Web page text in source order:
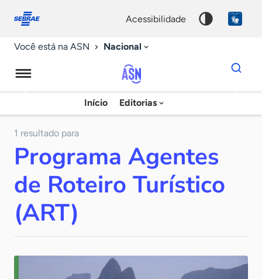
conosco
acessibilidade
Você está na ASN Nacional
Agência
Sebrae
Notícias
Início Editorias
Dados
para
chave
1 resultado para
Programa Agentes
de Roteiro Turístico
(ART)